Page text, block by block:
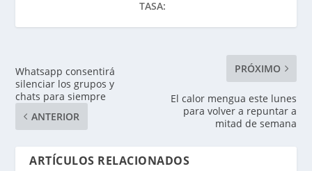
TASA:
Whatsapp consentirá
silenciar los grupos y
chats para siempre
ANTERIOR
PRÓXIMO
El calor mengua este lunes
para volver a repuntar a
mitad de semana
ARTÍCULOS RELACIONADOS